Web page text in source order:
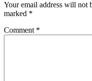
Your email address will not
marked *
Comment *